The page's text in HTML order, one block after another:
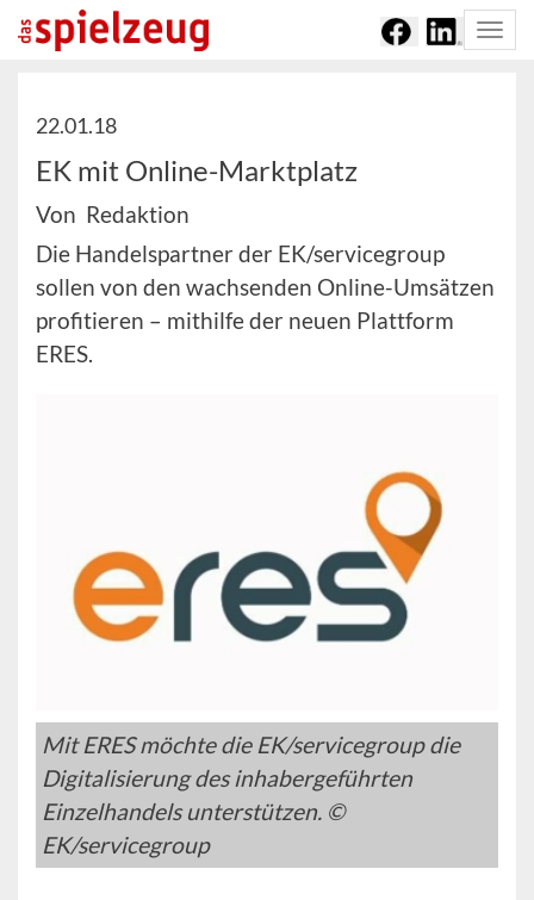
22.01.18
EK mit Online-Marktplatz
Von Redaktion
Die Handelspartner der EK/servicegroup
sollen von den wachsenden Online-Umsätzen
profitieren – mithilfe der neuen Plattform
ERES.
Mit ERES möchte die EK/servicegroup die
Digitalisierung des inhabergeführten
Einzelhandels unterstützen. ©
EK/servicegroup